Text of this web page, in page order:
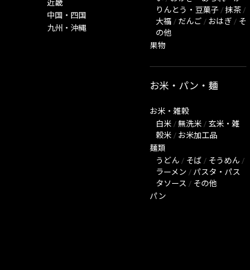
近畿
中国・四国
九州・沖縄
りんとう・豆菓子 / 抹茶 /
大福 / だんご / おはぎ / そ
の他
果物
お米・パン・麺
お米・雑穀
白米 / 無洗米 / 玄米・雑
穀米 / お米加工品
麺類
うどん / そば / そうめん /
ラーメン / パスタ・パス
タソース / その他
パン